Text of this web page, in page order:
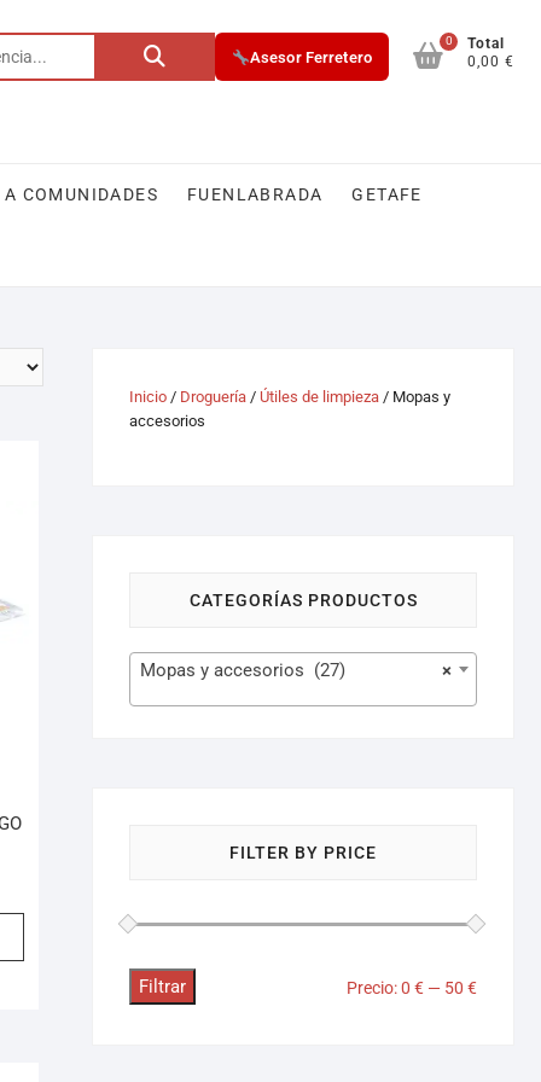
Asesor Ferretero
0
Total
0,00 €
COMUNIDADES FUENLABRADA GETAFE
Inicio / Droguería / Útiles de limpieza / Mopas y
accesorios
CATEGORÍAS PRODUCTOS
×
Mopas y accesorios (27)
FILTER BY PRICE
Filtrar Precio:0 € — 50 €